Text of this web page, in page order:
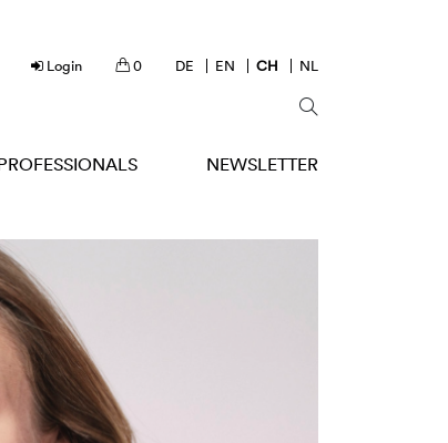
Login 0 DE EN CH NL
NEWSLETTER